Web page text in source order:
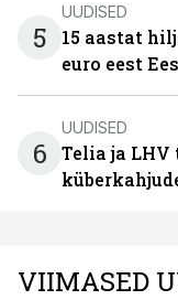
5
UUDISED
15 aastat
euro eest
6
UUDISED
Telia ja
VIIMASED